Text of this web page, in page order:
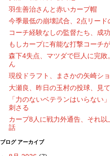
羽生善治さんと赤いカープ帽
今季最低の崩壊試合、2点リー
コーチ経験なしの監督たち、成
もしカープに有能な打撃コーチ
森下4失点、マツダで巨人に完
ん
現役ドラフト、まさかの矢崎ショ
大瀬良、昨日の玉村の投球、見
「力のないベテランはいらない
刺さる
カープ8人に戦力外通告、それ
話
ブログ アーカイブ